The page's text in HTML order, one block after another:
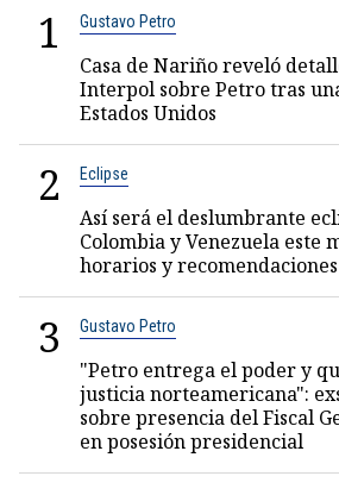
1 Gustavo Petro
Casa de Nariño reveló
Interpol sobre Petro tras
Estados Unidos
2 Eclipse
Así será el deslumbrante
Colombia y Venezuela este
horarios y
3 Gustavo Petro
"Petro entrega el poder y
justicia norteamericana":
sobre presencia del Fiscal
en posesión presidencial